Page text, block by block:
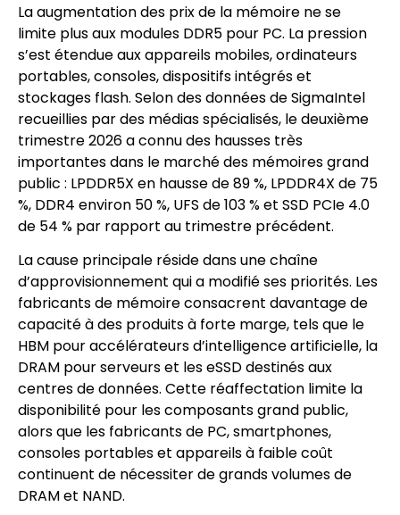
La augmentation des prix de la mémoire ne se
limite plus aux modules DDR5 pour PC. La pression
s’est étendue aux appareils mobiles, ordinateurs
portables, consoles, dispositifs intégrés et
stockages flash. Selon des données de SigmaIntel
recueillies par des médias spécialisés, le deuxième
trimestre 2026 a connu des hausses très
importantes dans le marché des mémoires grand
public : LPDDR5X en hausse de 89 %, LPDDR4X de 75
%, DDR4 environ 50 %, UFS de 103 % et SSD PCIe 4.0
de 54 % par rapport au trimestre précédent.
La cause principale réside dans une chaîne
d’approvisionnement qui a modifié ses priorités. Les
fabricants de mémoire consacrent davantage de
capacité à des produits à forte marge, tels que le
HBM pour accélérateurs d’intelligence artificielle, la
DRAM pour serveurs et les eSSD destinés aux
centres de données. Cette réaffectation limite la
disponibilité pour les composants grand public,
alors que les fabricants de PC, smartphones,
consoles portables et appareils à faible coût
continuent de nécessiter de grands volumes de
DRAM et NAND.